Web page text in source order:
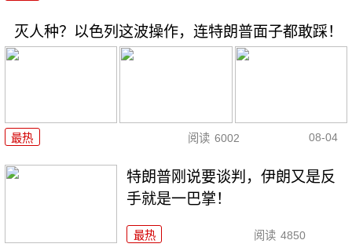
灭人种？以色列这波操作，连特朗普面子都敢踩！
最热 阅读 6002 08-04
特朗普刚说要谈判，伊朗又是反
手就是一巴掌！
最热 阅读 4850